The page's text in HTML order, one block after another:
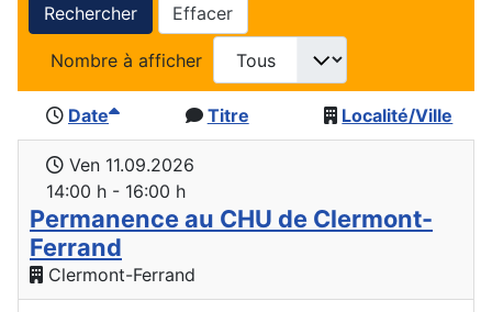
Rechercher Effacer
Nombre à afficher
Date Titre Localité/Ville
Ven 11.09.2026
14:00 h - 16:00 h
Permanence au CHU de Clermont-
Ferrand
Clermont-Ferrand